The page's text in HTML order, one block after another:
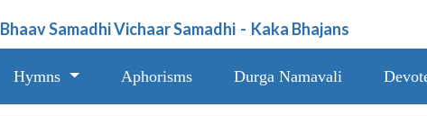
Bhaav Samadhi Vichaar Samadhi - Kaka Bhajans
Hymns Aphorisms Durga Namavali